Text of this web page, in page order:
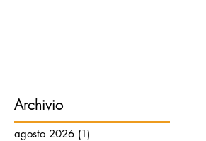
Archivio
agosto 2026 (1)